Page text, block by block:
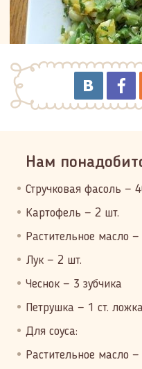
Нам
Стручковая фасоль —
Картофель — 2 шт.
Растительное масло —
Лук — 2 шт.
Чеснок — 3 зубчика
Петрушка — 1 ст. ложка
Для соуса:
Растительное масло —